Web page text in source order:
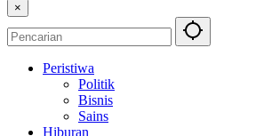
×
Peristiwa
Politik
Bisnis
Sains
Hiburan